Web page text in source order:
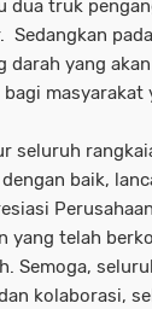
dua truk
Sedangkan
yang
masyarakat
seluruh
baik,
yang telah
Semoga,
kolaborasi,